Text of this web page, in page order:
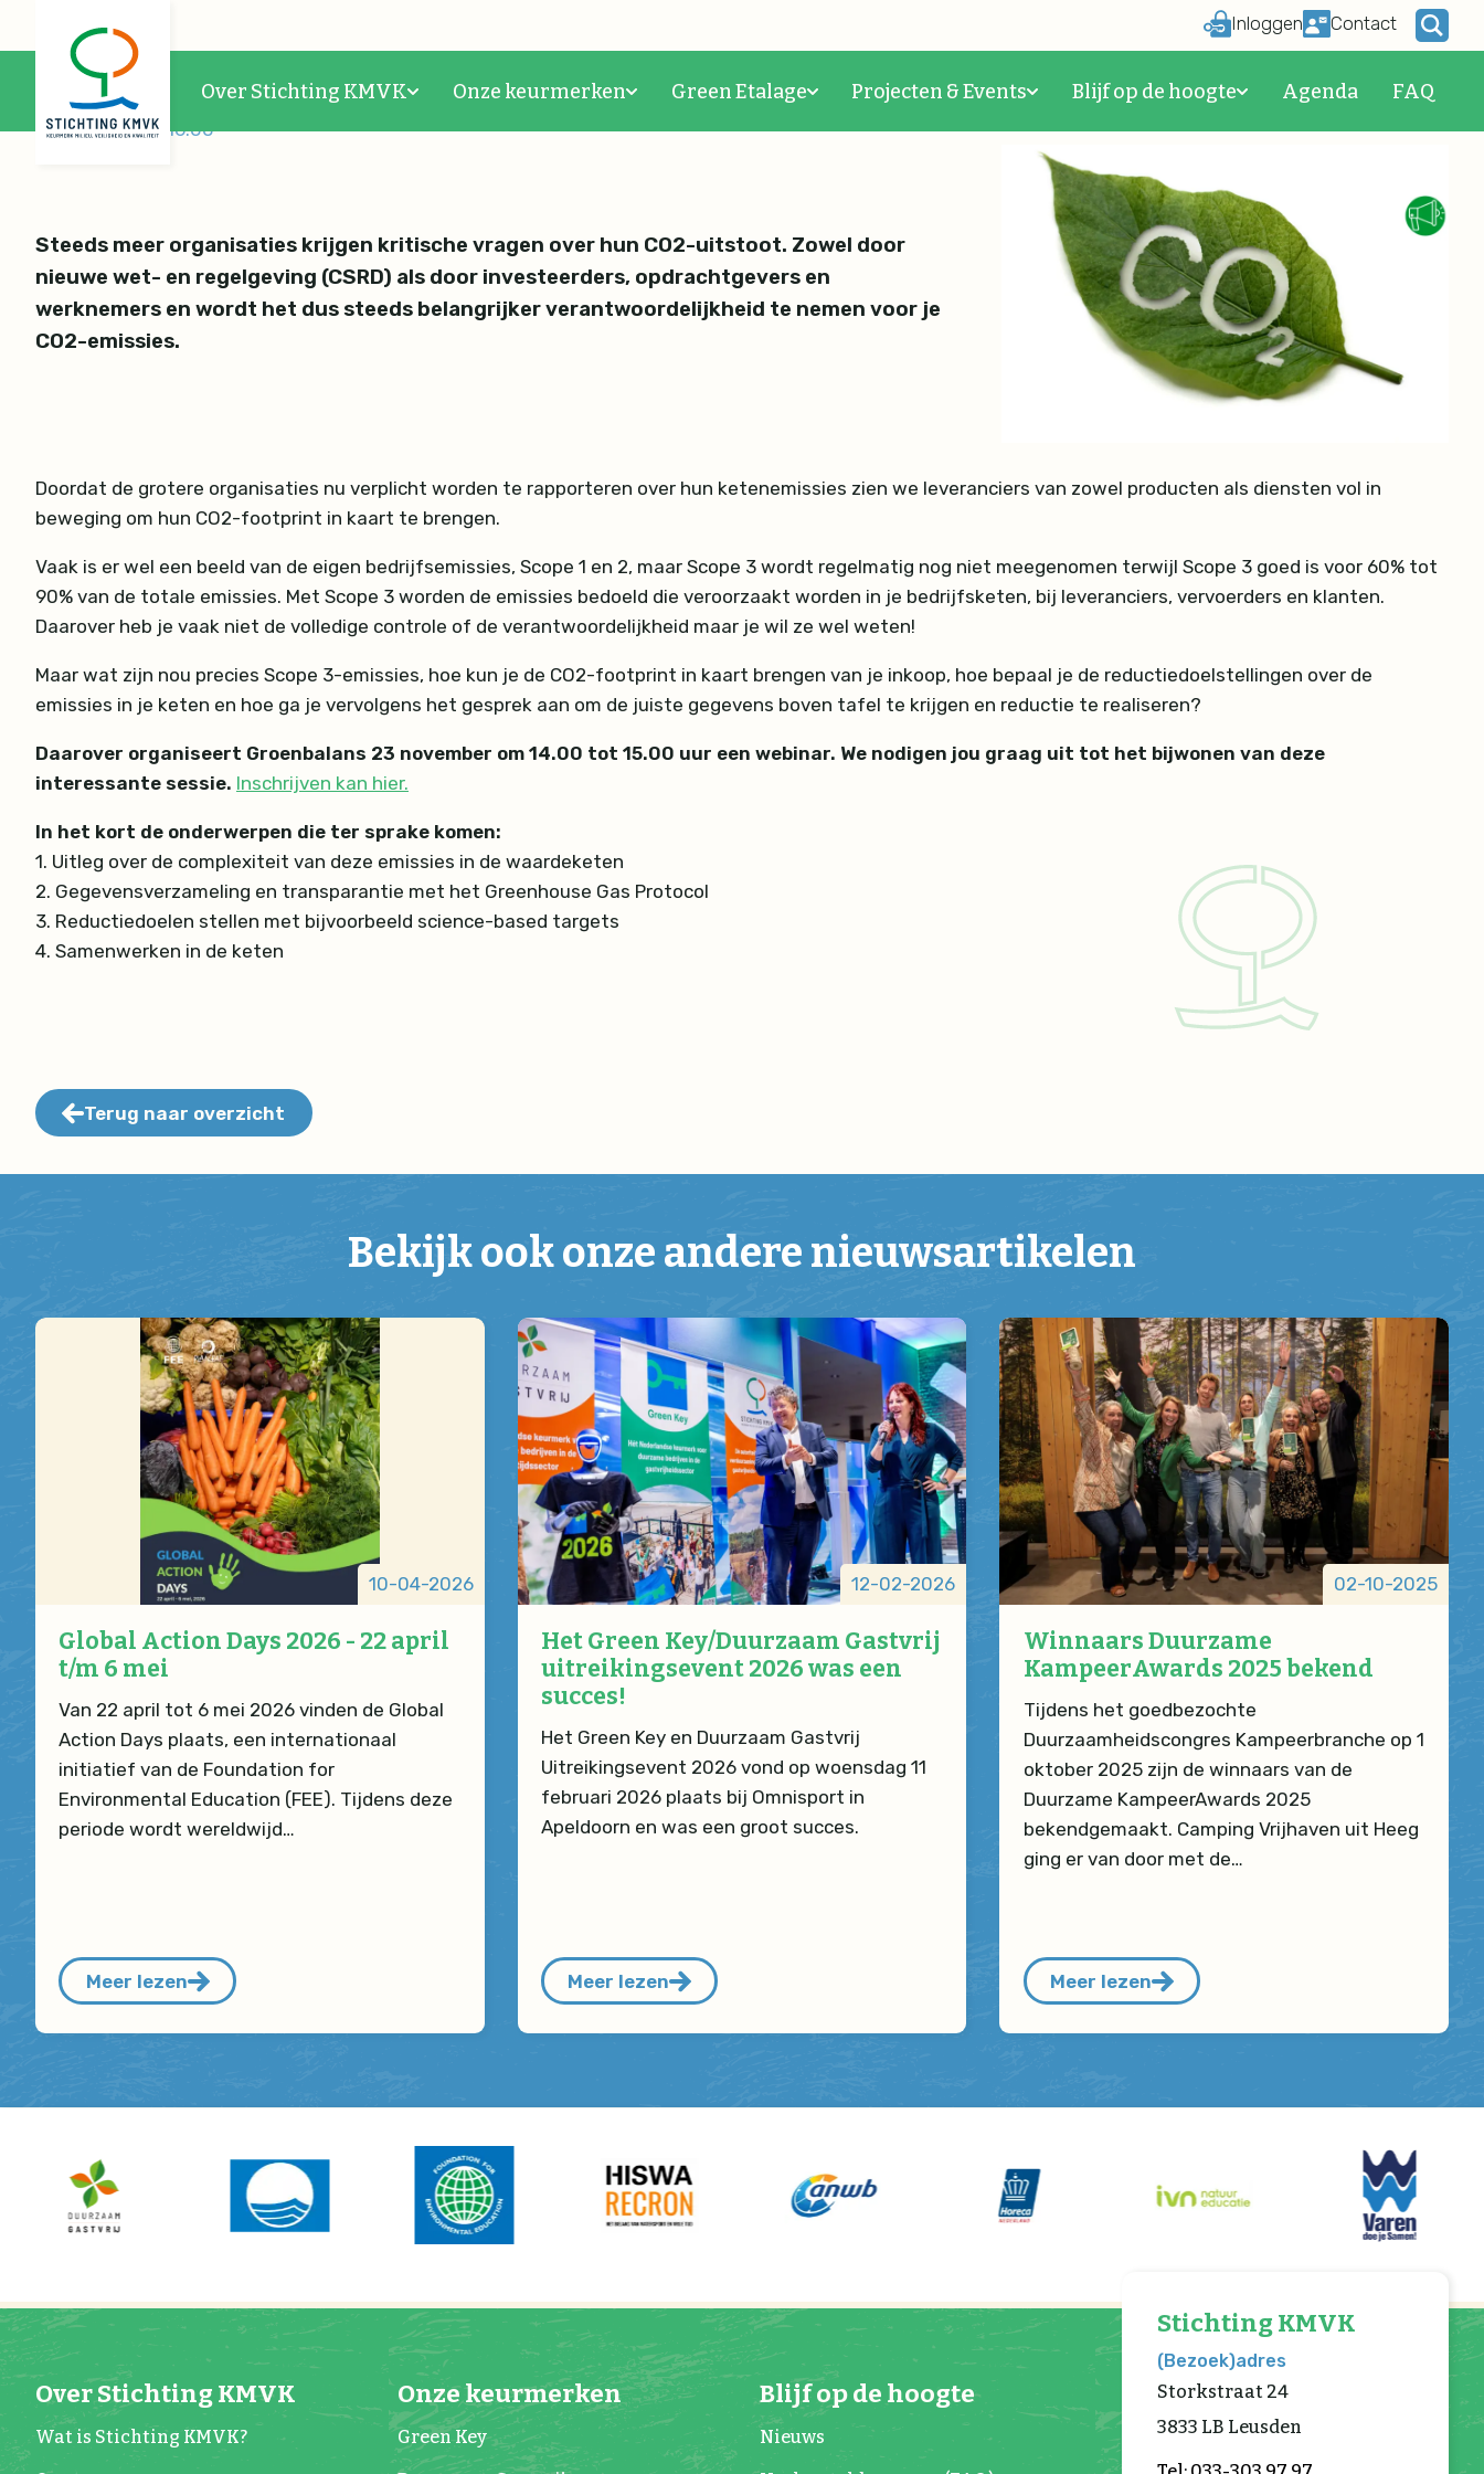
Inloggen Contact
Over Stichting KMVK Onze keurmerken Green Etalage Projecten & Events Blijf op de hoogte Agenda FAQ
Scope 3-emissies: krijg grip op de CO2-uitstoot in jouw keten
06-11-2023 09:16:00
Steeds meer organisaties krijgen kritische vragen over hun CO2-uitstoot. Zowel door
nieuwe wet- en regelgeving (CSRD) als door investeerders, opdrachtgevers en
werknemers en wordt het dus steeds belangrijker verantwoordelijkheid te nemen voor je
CO2-emissies.
Doordat de grotere organisaties nu verplicht worden te rapporteren over hun ketenemissies zien we leveranciers van zowel producten als diensten vol in
beweging om hun CO2-footprint in kaart te brengen.
Vaak is er wel een beeld van de eigen bedrijfsemissies, Scope 1 en 2, maar Scope 3 wordt regelmatig nog niet meegenomen terwijl Scope 3 goed is voor 60% tot
90% van de totale emissies. Met Scope 3 worden de emissies bedoeld die veroorzaakt worden in je bedrijfsketen, bij leveranciers, vervoerders en klanten.
Daarover heb je vaak niet de volledige controle of de verantwoordelijkheid maar je wil ze wel weten!
Maar wat zijn nou precies Scope 3-emissies, hoe kun je de CO2-footprint in kaart brengen van je inkoop, hoe bepaal je de reductiedoelstellingen over de
emissies in je keten en hoe ga je vervolgens het gesprek aan om de juiste gegevens boven tafel te krijgen en reductie te realiseren?
Daarover organiseert Groenbalans 23 november om 14.00 tot 15.00 uur een webinar. We nodigen jou graag uit tot het bijwonen van deze
interessante sessie. Inschrijven kan hier.
In het kort de onderwerpen die ter sprake komen:
1. Uitleg over de complexiteit van deze emissies in de waardeketen
2. Gegevensverzameling en transparantie met het Greenhouse Gas Protocol
3. Reductiedoelen stellen met bijvoorbeeld science-based targets
4. Samenwerken in de keten
Terug naar overzicht
Bekijk ook onze andere nieuwsartikelen
10-04-2026
Global Action Days 2026 - 22 april
t/m 6 mei
Van 22 april tot 6 mei 2026 vinden de Global
Action Days plaats, een internationaal
initiatief van de Foundation for
Environmental Education (FEE). Tijdens deze
periode wordt wereldwijd…
Meer lezen
12-02-2026
Het Green Key/Duurzaam Gastvrij
uitreikingsevent 2026 was een
succes!
Het Green Key en Duurzaam Gastvrij
Uitreikingsevent 2026 vond op woensdag 11
februari 2026 plaats bij Omnisport in
Apeldoorn en was een groot succes.
Meer lezen
02-10-2025
Winnaars Duurzame
KampeerAwards 2025 bekend
Tijdens het goedbezochte
Duurzaamheidscongres Kampeerbranche op 1
oktober 2025 zijn de winnaars van de
Duurzame KampeerAwards 2025
bekendgemaakt. Camping Vrijhaven uit Heeg
ging er van door met de…
Meer lezen
Over Stichting KMVK
Wat is Stichting KMVK?
Onze keurmerken
Green Key
Blijf op de hoogte
Nieuws
Stichting KMVK
(Bezoek)adres
Storkstraat 24
3833 LB Leusden